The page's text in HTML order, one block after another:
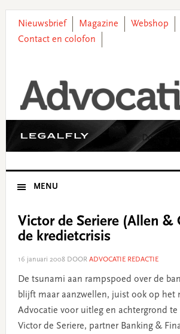
primary
main
primary
footer
Nieuwsbrief Magazine
Webshop
Contact en colofon
MENU
Victor de Seriere (Allen &
de kredietcrisis
16 januari 2008DOOR ADVOCATIE REDACTIE
De tsunami aan rampspoed over de
blijft maar aanzwellen, juist ook op het
Advocatie voor uitleg en achtergrond te
Victor de Seriere, partner Banking &